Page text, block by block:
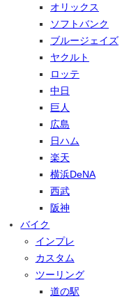
オリックス
ソフトバンク
ブルージェイズ
ヤクルト
ロッテ
中日
巨人
広島
日ハム
楽天
横浜DeNA
西武
阪神
バイク
インプレ
カスタム
ツーリング
道の駅